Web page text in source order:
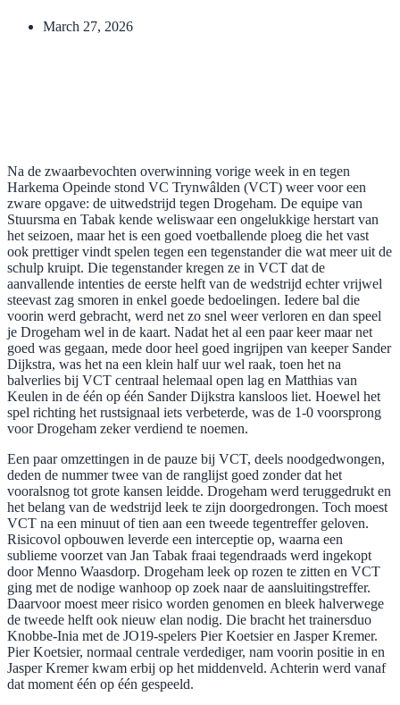
March 27, 2026
Na de zwaarbevochten overwinning vorige week in en tegen
Harkema Opeinde stond VC Trynwâlden (VCT) weer voor een
zware opgave: de uitwedstrijd tegen Drogeham. De equipe van
Stuursma en Tabak kende weliswaar een ongelukkige herstart van
het seizoen, maar het is een goed voetballende ploeg die het vast
ook prettiger vindt spelen tegen een tegenstander die wat meer uit de
schulp kruipt. Die tegenstander kregen ze in VCT dat de
aanvallende intenties de eerste helft van de wedstrijd echter vrijwel
steevast zag smoren in enkel goede bedoelingen. Iedere bal die
voorin werd gebracht, werd net zo snel weer verloren en dan speel
je Drogeham wel in de kaart. Nadat het al een paar keer maar net
goed was gegaan, mede door heel goed ingrijpen van keeper Sander
Dijkstra, was het na een klein half uur wel raak, toen het na
balverlies bij VCT centraal helemaal open lag en Matthias van
Keulen in de één op één Sander Dijkstra kansloos liet. Hoewel het
spel richting het rustsignaal iets verbeterde, was de 1-0 voorsprong
voor Drogeham zeker verdiend te noemen.
Een paar omzettingen in de pauze bij VCT, deels noodgedwongen,
deden de nummer twee van de ranglijst goed zonder dat het
vooralsnog tot grote kansen leidde. Drogeham werd teruggedrukt en
het belang van de wedstrijd leek te zijn doorgedrongen. Toch moest
VCT na een minuut of tien aan een tweede tegentreffer geloven.
Risicovol opbouwen leverde een interceptie op, waarna een
sublieme voorzet van Jan Tabak fraai tegendraads werd ingekopt
door Menno Waasdorp. Drogeham leek op rozen te zitten en VCT
ging met de nodige wanhoop op zoek naar de aansluitingstreffer.
Daarvoor moest meer risico worden genomen en bleek halverwege
de tweede helft ook nieuw elan nodig. Die bracht het trainersduo
Knobbe-Inia met de JO19-spelers Pier Koetsier en Jasper Kremer.
Pier Koetsier, normaal centrale verdediger, nam voorin positie in en
Jasper Kremer kwam erbij op het middenveld. Achterin werd vanaf
dat moment één op één gespeeld.